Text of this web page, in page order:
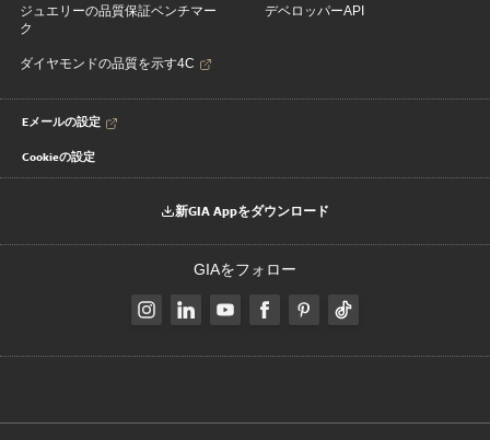
ジュエリーの品質保証ベンチマー
ク
ダイヤモンドの品質を示す4C
デベロッパーAPI
Eメールの設定
Cookieの設定
新GIA Appをダウンロード
GIAをフォロー